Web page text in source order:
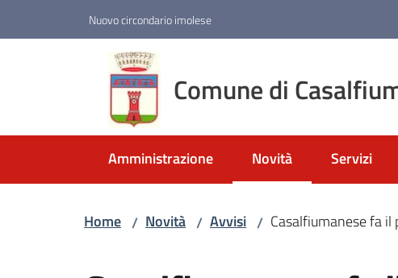
Nuovo circondario imolese
Comune di
Amministrazione Novità
Menu selezionato
Servizi
Home / Novità / Avvisi / Casalfiumanese fa il